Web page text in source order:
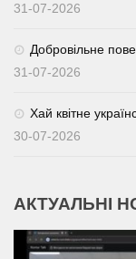
31-07-2026
Добровільне
31-07-2026
Хай квітне
30-07-2026
АКТУАЛЬНІ